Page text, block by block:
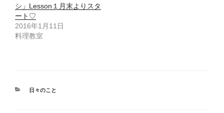
ド
ウ
開
き
シ」Lesson１月末よりスタ
ート♡
2016年1月11日
料理教室
カ
日々のこと